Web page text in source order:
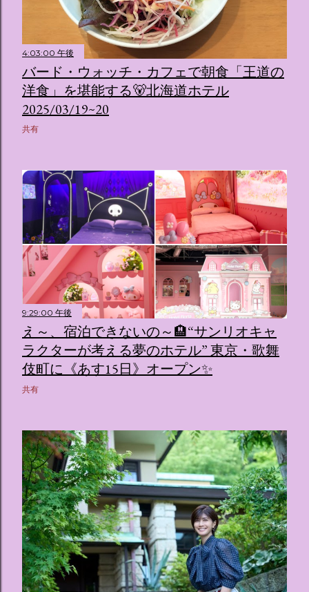
4:03:00 午後
バード・ウォッチ・カフェで朝食「王道の
洋食」を堪能する🐻北海道ホテル
2025/03/19~20
共有
9:29:00 午後
え～、宿泊できないの～🏨“サンリオキャ
ラクターが考える夢のホテル” 東京・歌舞
伎町に《あす15日》オープン✨️
共有